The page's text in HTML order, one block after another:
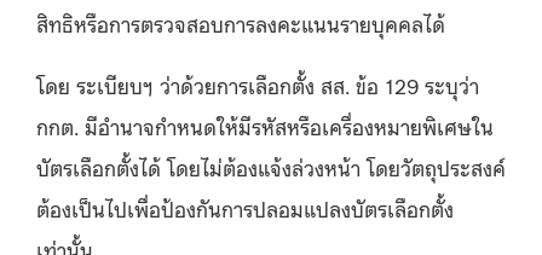
สิทธิหรือการตรวจสอบการลงคะแนนรายบุคคลได้
โดย ระเบียบฯ ว่าด้วยการเลือกตั้ง สส. ข้อ 129 ระบุว่า
กกต. มีอำนาจกำหนดให้มีรหัสหรือเครื่องหมายพิเศษใน
บัตรเลือกตั้งได้ โดยไม่ต้องแจ้งล่วงหน้า โดยวัตถุประสงค์
ต้องเป็นไปเพื่อป้องกันการปลอมแปลงบัตรเลือกตั้ง
เท่านั้น